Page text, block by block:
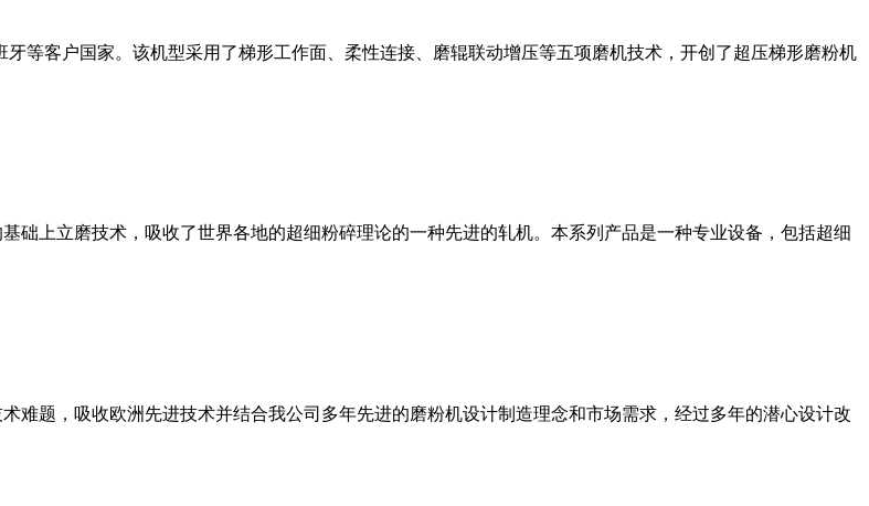
等客户国家。该机型采用了梯形工作面、柔性连接、磨辊联动增压等五项磨机技术，开创了超压梯形磨粉机
础上立磨技术，吸收了世界各地的超细粉碎理论的一种先进的轧机。本系列产品是一种专业设备，包括超细
难题，吸收欧洲先进技术并结合我公司多年先进的磨粉机设计制造理念和市场需求，经过多年的潜心设计改